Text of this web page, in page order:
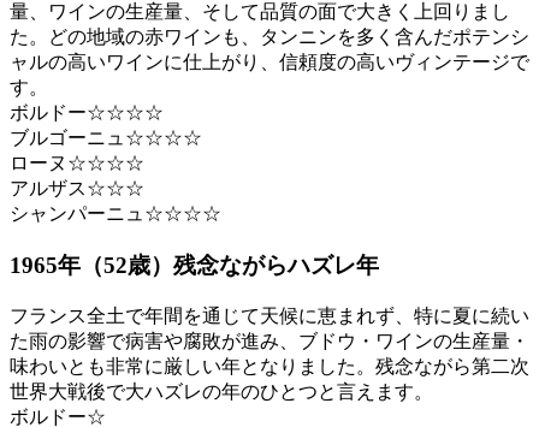
量、ワインの生産量、そして品質の面で大きく上回りまし
た。どの地域の赤ワインも、タンニンを多く含んだポテンシ
ャルの高いワインに仕上がり、信頼度の高いヴィンテージで
す。
ボルドー☆☆☆☆
ブルゴーニュ☆☆☆☆
ローヌ☆☆☆☆
アルザス☆☆☆
シャンパーニュ☆☆☆☆
1965年（52歳）残念ながらハズレ年
フランス全土で年間を通じて天候に恵まれず、特に夏に続い
た雨の影響で病害や腐敗が進み、ブドウ・ワインの生産量・
味わいとも非常に厳しい年となりました。残念ながら第二次
世界大戦後で大ハズレの年のひとつと言えます。
ボルドー☆